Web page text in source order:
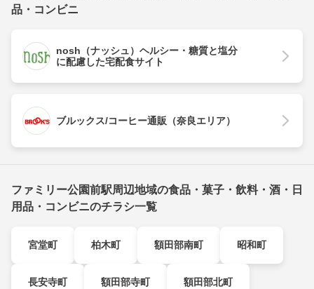
品・コンビニ
nosh（ナッシュ）ヘルシー・糖質と塩分
に配慮した宅配食サイト
ブルックス/コーヒー通販（奈良エリア）
ファミリー公園前駅周辺地域の食品・菓子・飲料・酒・日
用品・コンビニのチラシ一覧
宮堂町 柏木町 額田部南町 昭和町
長安寺町 額田部寺町 額田部北町